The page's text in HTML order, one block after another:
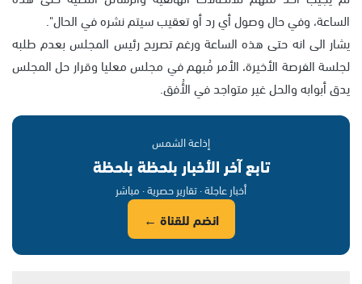
الساعة، وفي حال وصول أي رد أو تعقيب سيتم نشره في الحال".
يشار الى انه حتى هذه الساعة ورغم تصريح رئيس المجلس بعدم طلبه
لجلسة الفرصة الأخيرة، الأمر مُبهم في مجلس معليا وقرار حل المجلس
يدق أبوابه والحل غير متواجد في الأُفق.
إذاعة الشمس
تابع آخر الأخبار بلحظة بلحظة
أخبار عاجلة · تقارير حصرية · مباشر
انضم للقناة ←